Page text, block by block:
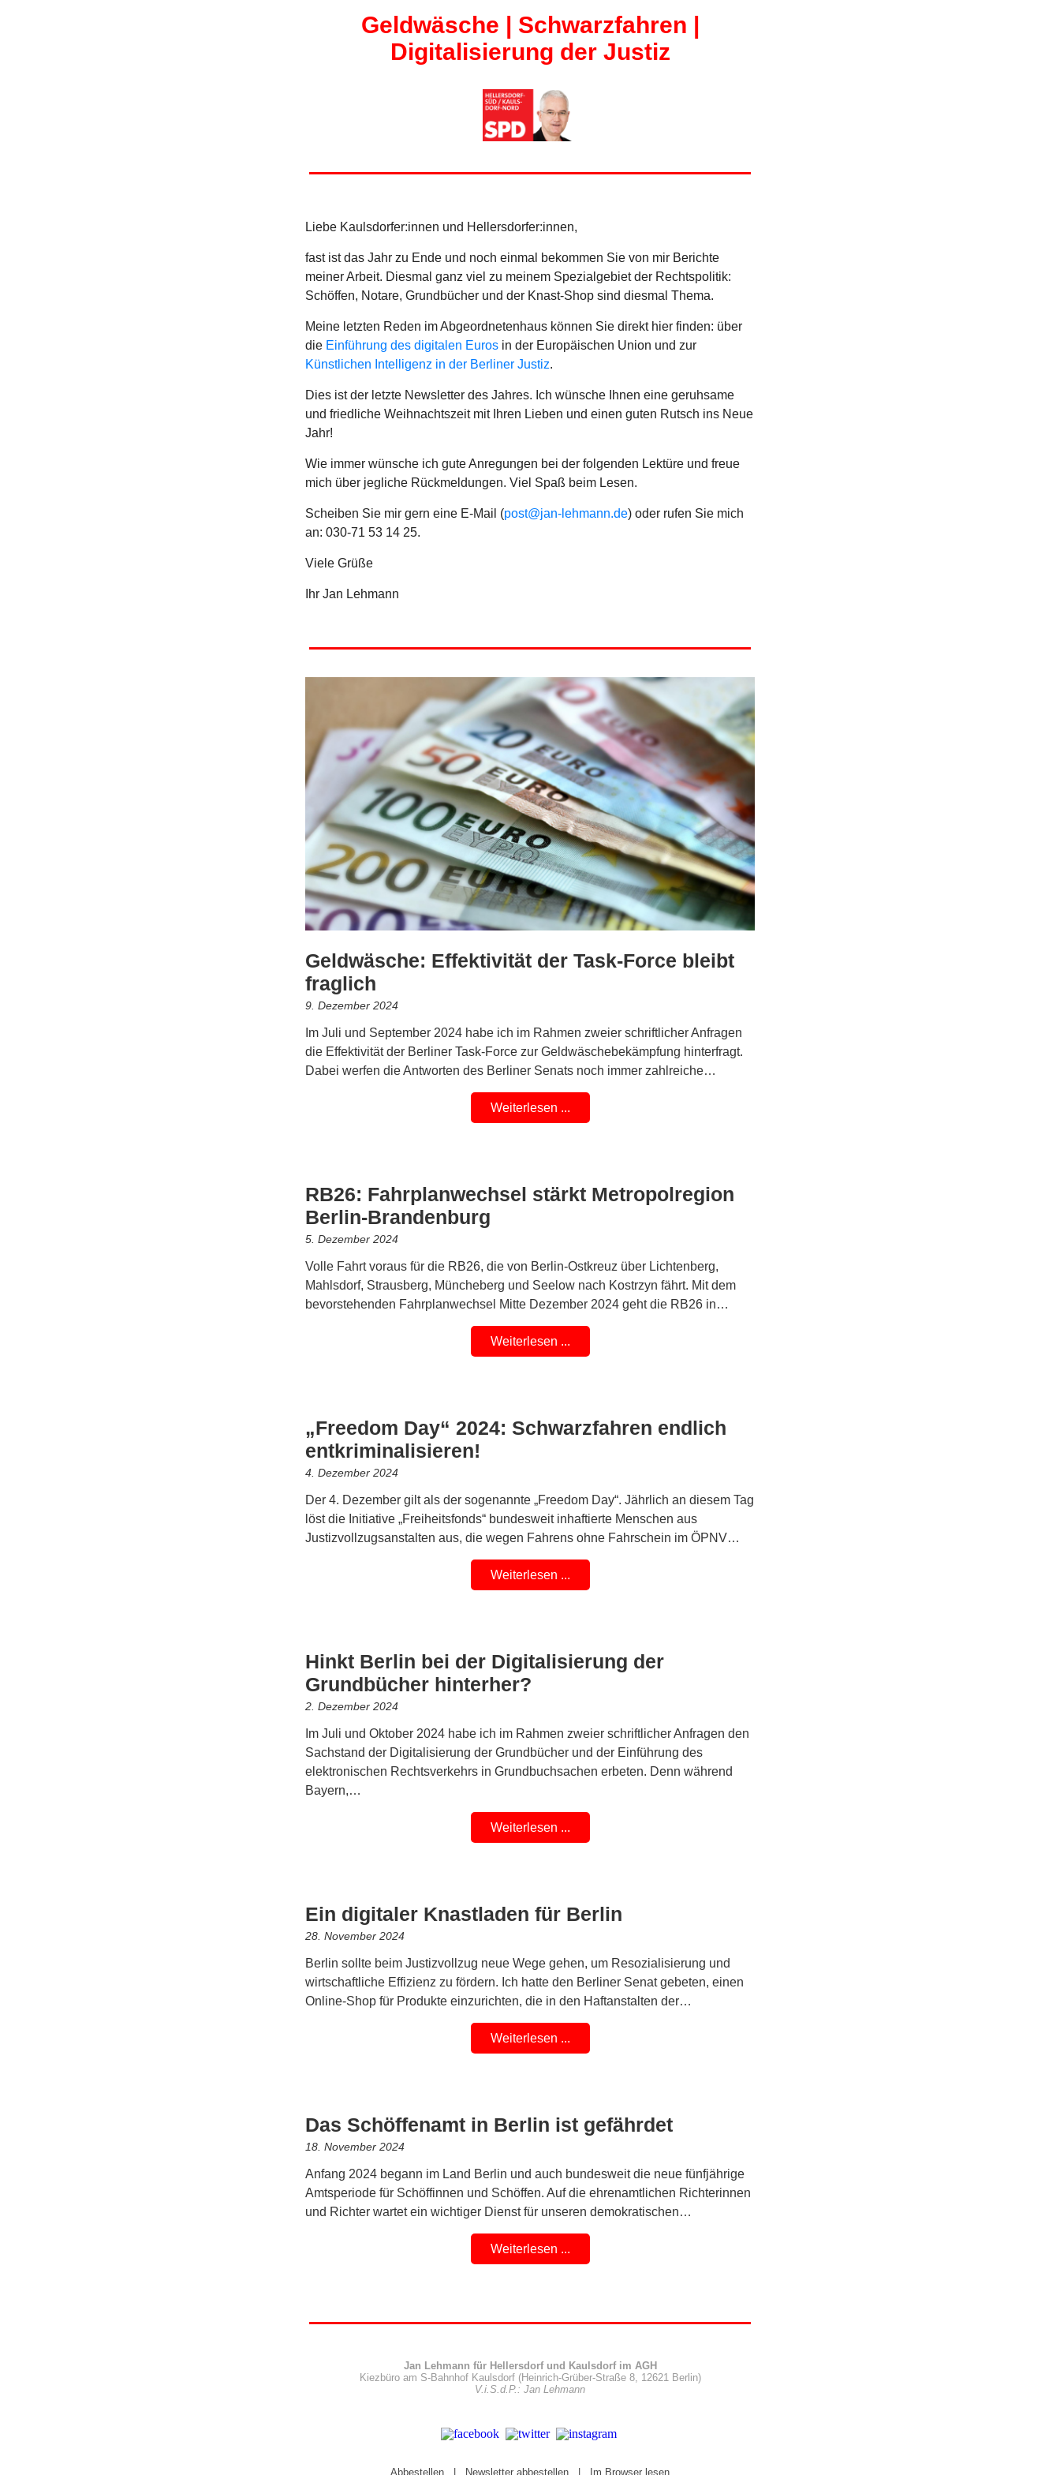
Geldwäsche | Schwarzfahren |
Digitalisierung der Justiz
Liebe Kaulsdorfer:innen und Hellersdorfer:innen,
fast ist das Jahr zu Ende und noch einmal bekommen Sie von mir Berichte
meiner Arbeit. Diesmal ganz viel zu meinem Spezialgebiet der Rechtspolitik:
Schöffen, Notare, Grundbücher und der Knast-Shop sind diesmal Thema.
Meine letzten Reden im Abgeordnetenhaus können Sie direkt hier finden: über
die Einführung des digitalen Euros in der Europäischen Union und zur
Künstlichen Intelligenz in der Berliner Justiz.
Dies ist der letzte Newsletter des Jahres. Ich wünsche Ihnen eine geruhsame
und friedliche Weihnachtszeit mit Ihren Lieben und einen guten Rutsch ins Neue
Jahr!
Wie immer wünsche ich gute Anregungen bei der folgenden Lektüre und freue
mich über jegliche Rückmeldungen. Viel Spaß beim Lesen.
Scheiben Sie mir gern eine E-Mail (post@jan-lehmann.de) oder rufen Sie mich
an: 030-71 53 14 25.
Viele Grüße
Ihr Jan Lehmann
Geldwäsche: Effektivität der Task-Force bleibt
fraglich
9. Dezember 2024
Im Juli und September 2024 habe ich im Rahmen zweier schriftlicher Anfragen
die Effektivität der Berliner Task-Force zur Geldwäschebekämpfung hinterfragt.
Dabei werfen die Antworten des Berliner Senats noch immer zahlreiche…
Weiterlesen ...
RB26: Fahrplanwechsel stärkt Metropolregion
Berlin-Brandenburg
5. Dezember 2024
Volle Fahrt voraus für die RB26, die von Berlin-Ostkreuz über Lichtenberg,
Mahlsdorf, Strausberg, Müncheberg und Seelow nach Kostrzyn fährt. Mit dem
bevorstehenden Fahrplanwechsel Mitte Dezember 2024 geht die RB26 in…
Weiterlesen ...
„Freedom Day“ 2024: Schwarzfahren endlich
entkriminalisieren!
4. Dezember 2024
Der 4. Dezember gilt als der sogenannte „Freedom Day“. Jährlich an diesem Tag
löst die Initiative „Freiheitsfonds“ bundesweit inhaftierte Menschen aus
Justizvollzugsanstalten aus, die wegen Fahrens ohne Fahrschein im ÖPNV…
Weiterlesen ...
Hinkt Berlin bei der Digitalisierung der
Grundbücher hinterher?
2. Dezember 2024
Im Juli und Oktober 2024 habe ich im Rahmen zweier schriftlicher Anfragen den
Sachstand der Digitalisierung der Grundbücher und der Einführung des
elektronischen Rechtsverkehrs in Grundbuchsachen erbeten. Denn während
Bayern,…
Weiterlesen ...
Ein digitaler Knastladen für Berlin
28. November 2024
Berlin sollte beim Justizvollzug neue Wege gehen, um Resozialisierung und
wirtschaftliche Effizienz zu fördern. Ich hatte den Berliner Senat gebeten, einen
Online-Shop für Produkte einzurichten, die in den Haftanstalten der…
Weiterlesen ...
Das Schöffenamt in Berlin ist gefährdet
18. November 2024
Anfang 2024 begann im Land Berlin und auch bundesweit die neue fünfjährige
Amtsperiode für Schöffinnen und Schöffen. Auf die ehrenamtlichen Richterinnen
und Richter wartet ein wichtiger Dienst für unseren demokratischen…
Weiterlesen ...
Jan Lehmann für Hellersdorf und Kaulsdorf im AGH
Kiezbüro am S-Bahnhof Kaulsdorf (Heinrich-Grüber-Straße 8, 12621 Berlin)
V.i.S.d.P.: Jan Lehmann
Abbestellen Newsletter abbestellen Im Browser lesen